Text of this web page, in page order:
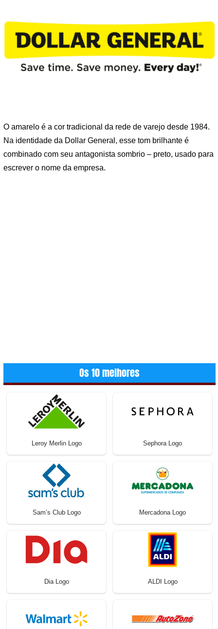
O amarelo é a cor tradicional da rede de varejo desde 1984.
Na identidade da Dollar General, esse tom brilhante é
combinado com seu antagonista sombrio – preto, usado para
escrever o nome da empresa.
Os 10 melhores
Leroy Merlin Logo Sephora Logo
Sam’s Club Logo Mercadona Logo
Dia Logo ALDI Logo